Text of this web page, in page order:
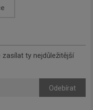
ty nejdůležitější
Odebírat